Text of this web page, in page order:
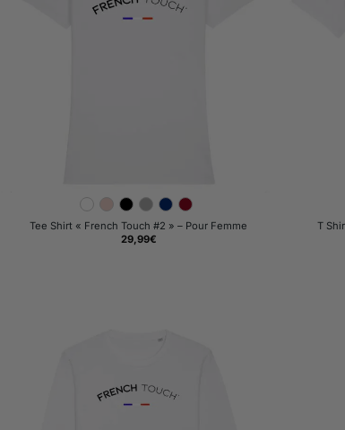
Tee Shirt « French Touch #2 » – Pour Femme
29,99€
T